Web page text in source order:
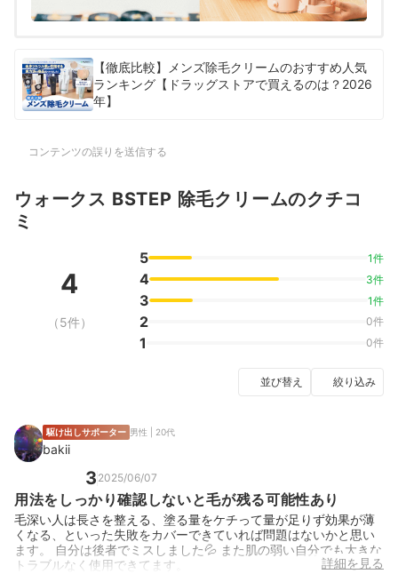
【徹底比較】メンズ除毛クリームのおすすめ人気
ランキング【ドラッグストアで買えるのは？2026
年】
コンテンツの誤りを送信する
ウォークス BSTEP 除毛クリームのクチコ
ミ
4
（5件）
5 1件
4 3件
3 1件
2 0件
1 0件
並び替え 絞り込み
駆け出しサポーター 男性 | 20代
bakii
3 2025/06/07
用法をしっかり確認しないと毛が残る可能性あり
毛深い人は長さを整える、塗る量をケチって量が足りず効果が薄
くなる、といった失敗をカバーできていれば問題はないかと思い
ます。 自分は後者でミスしました💦 また肌の弱い自分でも大きな
トラブルなく使用できてます。
詳細を見る